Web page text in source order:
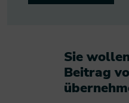
Sie
Beitrag